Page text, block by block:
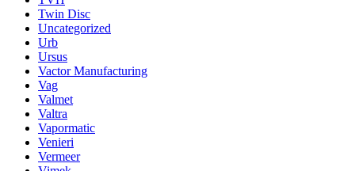
Twin Disc
Uncategorized
Urb
Ursus
Vactor Manufacturing
Vag
Valmet
Valtra
Vapormatic
Venieri
Vermeer